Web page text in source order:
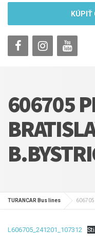
KÚPIŤ
606705
TURANCAR Bus lines
L606705_241201_107312